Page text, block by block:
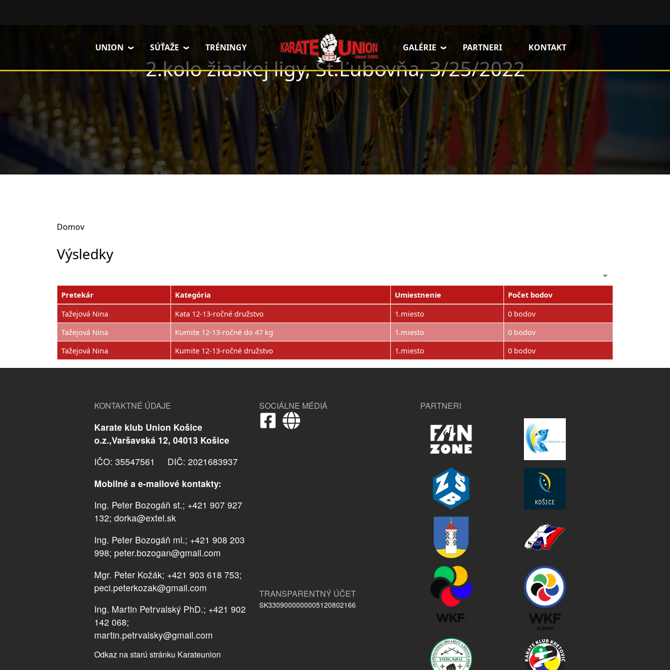
UNION SÚŤAŽE TRÉNINGY GALÉRIE PARTNERI KONTAKT
2.kolo žiaskej ligy, St.Ľubovňa, 3/25/2022
Domov
Výsledky
Pretekár Kategória Umiestnenie
Počet bodov
Tažejová Nina
Kata 12-13-ročné družstvo 1.miesto
0 bodov
Tažejová Nina
Kumite 12-13-ročné do 47 kg 1.miesto
0 bodov
Tažejová Nina
Kumite 12-13-ročné družstvo 1.miesto 0 bodov
KONTAKTNÉ ÚDAJE
Karate klub Union Košice
o.z.,Varšavská 12, 04013 Košice
IČO: 35547561 DIČ: 2021683937
Mobilné a e-mailové kontakty:
Ing. Peter Bozogáň st.; +421 907 927
132; dorka@extel.sk
Ing. Peter Bozogáň ml.; +421 908 203
998; peter.bozogan@gmail.com
Mgr. Peter Kožák; +421 903 618 753;
peci.peterkozak@gmail.com
Ing. Martin Petrvalský PhD.; +421 902
142 068;
martin.petrvalsky@gmail.com
Odkaz na starú stránku Karateunion
SOCIÁLNE MÉDIÁ
,
TRANSPARENTNÝ ÚČET
SK3309000000005120802166
PARTNERI